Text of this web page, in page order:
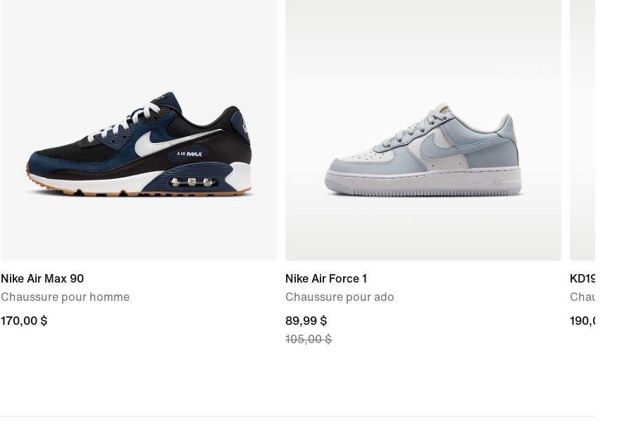
Nike Air Max 90
Chaussure pour homme
170,00 $
170,00 $
Nike Air Force 1
Chaussure pour ado
current
price
105,00 $
89,99 $
105,00 $
KD19
190,00 $
190,00 $